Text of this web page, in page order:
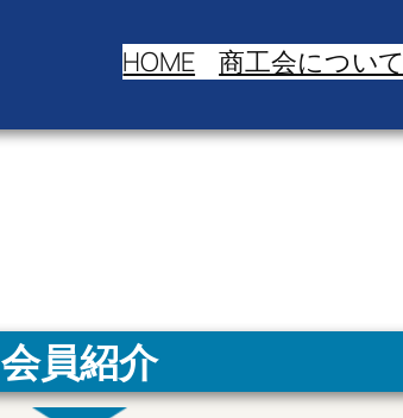
HOME 商工会について
会員紹介